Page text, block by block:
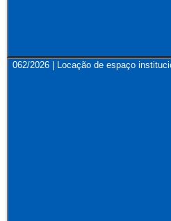
062/2026 | Locação de espaço